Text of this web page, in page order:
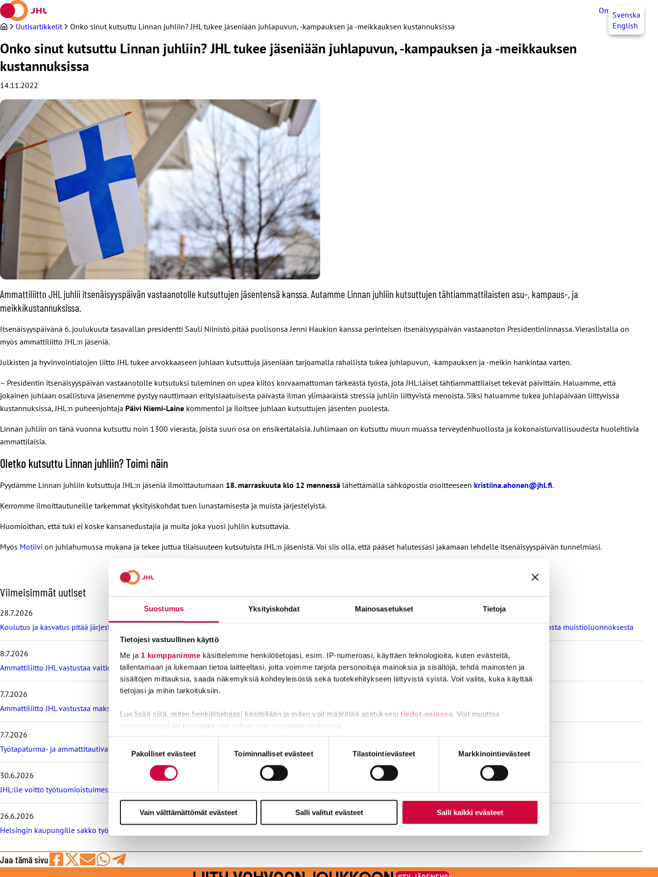
Suostumus Yksityiskohdat Mainosasetukset Tietoja
Tietojesi vastuullinen käyttö
Me ja 1 kumppanimme käsittelemme henkilötietojasi, esim. IP-numeroasi, käyttäen teknologioita, kuten evästeitä,
tallentamaan ja lukemaan tietoa laitteeltasi, jotta voimme tarjota personoituja mainoksia ja sisältöjä, tehdä mainosten ja
sisältöjen mittauksia, saada näkemyksiä kohdeyleisöstä sekä tuotekehitykseen liittyvistä syistä. Voit valita, kuka käyttää
tietojasi ja mihin tarkoituksiin.
Lue lisää siitä, miten henkilötietojasi käsitellään ja miten voit määrittää asetuksesi tiedot-osiossa. Voit muuttaa
suostumustasi tai peruuttaa sen milloin vain evästeilmoituksessa.
Evästeistä osa on välttämättömiä, osa sivuston toimintaa parantavia, ja osaa käytetään tilastointi- tai
Pakolliset evästeet Toiminnalliset evästeet Tilastointievästeet Markkinointievästeet
Vain välttämättömät evästeet Salli valitut evästeet Salli kaikki evästeet
Siirry
sisältöön
OmaJHLSvenska
English
Uutisartikkelit Onko sinut kutsuttu Linnan juhliin? JHL tukee jäseniään juhlapuvun, -kampauksen ja -meikkauksen kustannuksissa
Onko sinut kutsuttu Linnan juhliin? JHL tukee jäseniään juhlapuvun, -kampauksen ja -meikkauksen
kustannuksissa
14.11.2022
Ammattiliitto JHL juhlii itsenäisyyspäivän vastaanotolle kutsuttujen jäsentensä kanssa. Autamme Linnan juhliin kutsuttujen tähtiammattilaisten asu-, kampaus-, ja
meikkikustannuksissa.
Itsenäisyyspäivänä 6. joulukuuta tasavallan presidentti Sauli Niinistö pitää puolisonsa Jenni Haukion kanssa perinteisen itsenäisyyspäivän vastaanoton Presidentinlinnassa. Vieraslistalla on
myös ammattiliitto JHL:n jäseniä.
Julkisten ja hyvinvointialojen liitto JHL tukee arvokkaaseen juhlaan kutsuttuja jäseniään tarjoamalla rahallista tukea juhlapuvun, -kampauksen ja -meikin hankintaa varten.
– Presidentin itsenäisyyspäivän vastaanotolle kutsutuksi tuleminen on upea kiitos korvaamattoman tärkeästä työstä, jota JHL:läiset tähtiammattilaiset tekevät päivittäin. Haluamme, että
jokainen juhlaan osallistuva jäsenemme pystyy nauttimaan erityislaatuisesta päivästä ilman ylimääräistä stressiä juhliin liittyvistä menoista. Siksi haluamme tukea juhlapäivään liittyvissä
kustannuksissa, JHL:n puheenjohtaja Päivi Niemi-Laine kommentoi ja iloitsee juhlaan kutsuttujen jäsenten puolesta.
Linnan juhliin on tänä vuonna kutsuttu noin 1300 vierasta, joista suuri osa on ensikertalaisia. Juhlimaan on kutsuttu muun muassa terveydenhuollosta ja kokonaisturvallisuudesta huolehtivia
ammattilaisia.
Oletko kutsuttu Linnan juhliin? Toimi näin
Pyydämme Linnan juhliin kutsuttuja JHL:n jäseniä ilmoittautumaan 18. marraskuuta klo 12 mennessä lähettämällä sähköpostia osoitteeseen kristiina.ahonen@jhl.fi.
Kerromme ilmoittautuneille tarkemmat yksityiskohdat tuen lunastamisesta ja muista järjestelyistä.
Huomioithan, että tuki ei koske kansanedustajia ja muita joka vuosi juhliin kutsuttavia.
Myös Motiivi on juhlahumussa mukana ja tekee juttua tilaisuuteen kutsutuista JHL:n jäsenistä. Voi siis olla, että pääset halutessasi jakamaan lehdelle itsenäisyyspäivän tunnelmiasi.
O
h
i
t
a
i
m
s
i
ä
t
u
u
t
s
e
t
Viimeisimmät uutiset
28.7.2026
Koulutus ja kasvatus pitää järjestää lasten ja nuorten hyvinvoinnin ehdoilla – Ammattiliitto JHL on antanut lausunnon koulujen ja oppilaitosten loma-aikoja koskevasta muistioluonnoksesta
8.7.2026
Ammattiliitto JHL vastustaa valtiokonttoria koskevan lain muutosta
7.7.2026
Ammattiliitto JHL vastustaa maksullisia avoimia korkeakoulututkintoja
7.7.2026
Työtapaturma- ja ammattitautivakuutus turvaa työelämässä, tiedä ainakin tämä vakuutuksesta
30.6.2026
JHL:lle voitto työtuomioistuimessa: raitiovaununkuljettaja irtisanottiin laittomasti, saa korvausta yli 12 000 euroa
26.6.2026
Helsingin kaupungille sakko työtuomioistuimesta, syynä työehtosopimuksen rikkominen
Jaa tämä sivu